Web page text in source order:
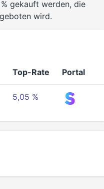
gekauft werden, die
wird.
Top-Rate Portal
5,05 %